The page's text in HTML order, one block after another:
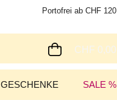
Portofrei ab CHF 120
CHF 0,00
GESCHENKE SALE %